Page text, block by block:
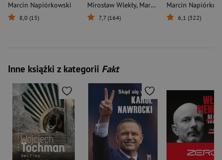
Marcin Napiórkowski
8,0 (15)
Mirosław Wlekły, Marcin Napiórkowski ,
7,7 (164)
Marcin
6,1 (322)
Inne książki z kategorii Fakt